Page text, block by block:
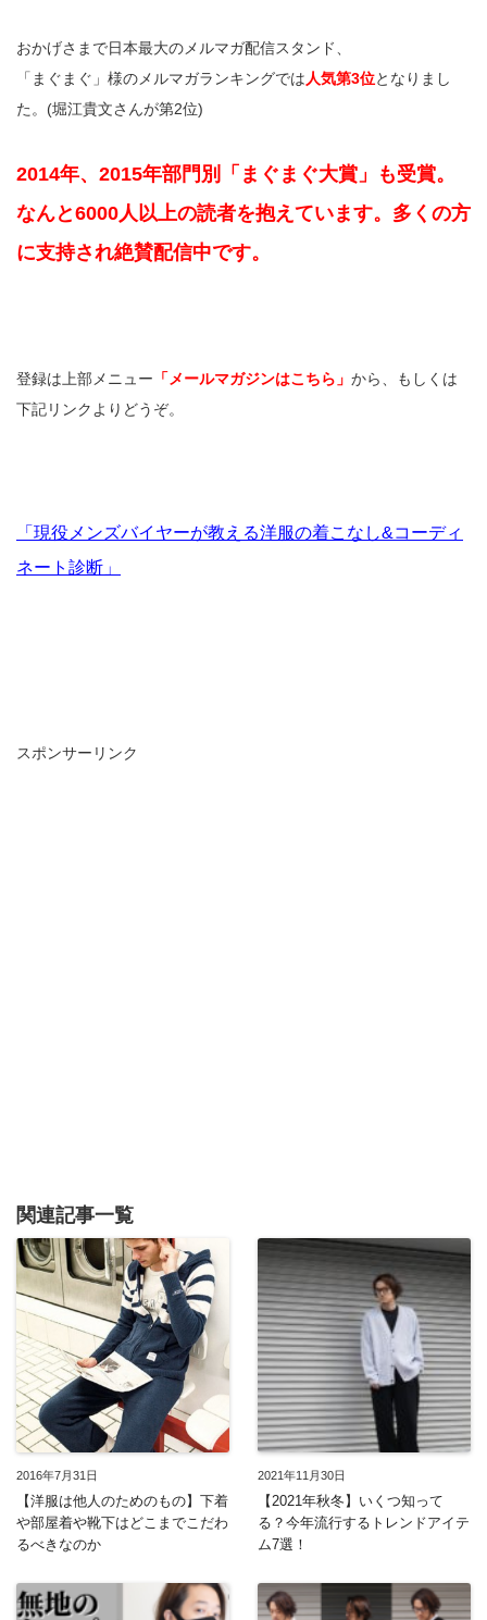
おかげさまで日本最大のメルマガ配信スタンド、
「まぐまぐ」様のメルマガランキングでは人気第3位となりまし
た。(堀江貴文さんが第2位)
2014年、2015年部門別「まぐまぐ大賞」も受賞。
なんと6000人以上の読者を抱えています。多くの方
に支持され絶賛配信中です。
登録は上部メニュー 「メールマガジンはこちら」 から、もしくは
下記リンクよりどうぞ。
「現役メンズバイヤーが教える洋服の着こなし&コーディ
ネート診断」
スポンサーリンク
関連記事一覧
2016年7月31日
【洋服は他人のためのもの】下着
や部屋着や靴下はどこまでこだわ
るべきなのか
2021年11月30日
【2021年秋冬】いくつ知って
る？今年流行するトレンドアイテ
ム7選！